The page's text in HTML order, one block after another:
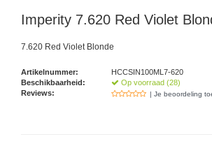
Imperity 7.620 Red Violet
7.620 Red Violet Blonde
Artikelnummer:
HCCSIN100ML7-620
Beschikbaarheid:
Op voorraad (28)
Reviews:
| Je beoordeling